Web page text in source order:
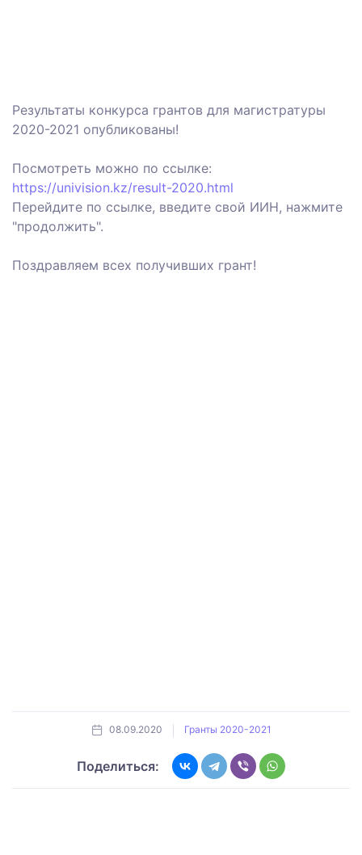
Результаты конкурса грантов для магистратуры
2020-2021 опубликованы!
Посмотреть можно по ссылке:
https://univision.kz/result-2020.html
Перейдите по ссылке, введите свой ИИН, нажмите
"продолжить".
Поздравляем всех получивших грант!
08.09.2020 Гранты 2020-2021
Поделиться: